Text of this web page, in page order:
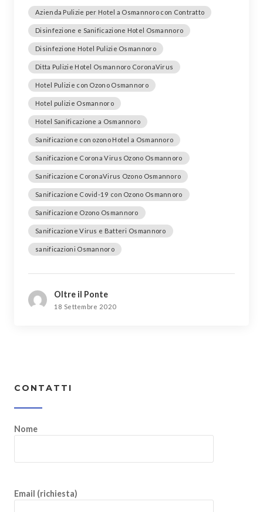
Azienda Pulizie per Hotel a Osmannoro con Contratto
Disinfezione e Sanificazione Hotel Osmannoro
Disinfezione Hotel Pulizie Osmannoro
Ditta Pulizie Hotel Osmannoro CoronaVirus
Hotel Pulizie con Ozono Osmannoro
Hotel pulizie Osmannoro
Hotel Sanificazione a Osmannoro
Sanificazione con ozono Hotel a Osmannoro
Sanificazione Corona Virus Ozono Osmannoro
Sanificazione CoronaVirus Ozono Osmannoro
Sanificazione Covid-19 con Ozono Osmannoro
Sanificazione Ozono Osmannoro
Sanificazione Virus e Batteri Osmannoro
sanificazioni Osmannoro
Oltre il Ponte
18 Settembre 2020
CONTATTI
Nome
Email (richiesta)